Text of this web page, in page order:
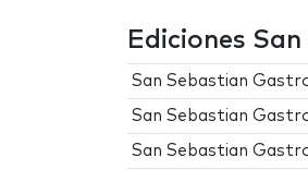
Ediciones
San Sebastian
San Sebastian
San Sebastian